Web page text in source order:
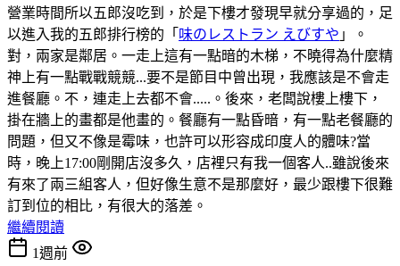
營業時間所以五郎沒吃到，於是下樓才發現早就分享過的，足
以進入我的五郎排行榜的「 味のレストラン えびすや 」。
對，兩家是鄰居。一走上這有一點暗的木梯，不曉得為什麼精
神上有一點戰戰競競...要不是節目中曾出現，我應該是不會走
進餐廳。不，連走上去都不會.....。後來，老闆說樓上樓下，
掛在牆上的畫都是他畫的。餐廳有一點昏暗，有一點老餐廳的
問題，但又不像是霉味，也許可以形容成印度人的體味?當
時，晚上17:00剛開店沒多久，店裡只有我一個客人..雖說後來
有來了兩三組客人，但好像生意不是那麼好，最少跟樓下很難
訂到位的相比，有很大的落差。
繼續閱讀
1週前